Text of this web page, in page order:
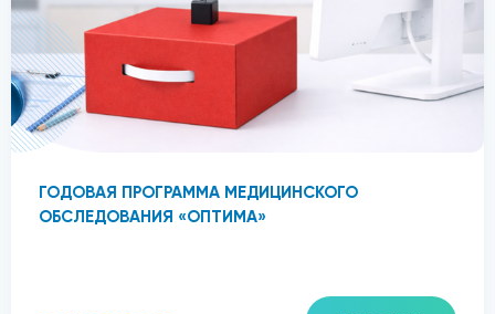
ГОДОВАЯ ПРОГРАММА МЕДИЦИНСКОГО
ОБСЛЕДОВАНИЯ «ОПТИМА»